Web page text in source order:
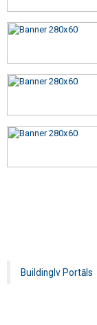
Buildinglv Portāls